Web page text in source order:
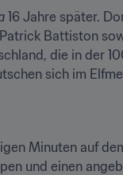
16 Jahre später.
Battiston
die in der
sich im
Minuten auf
und einen